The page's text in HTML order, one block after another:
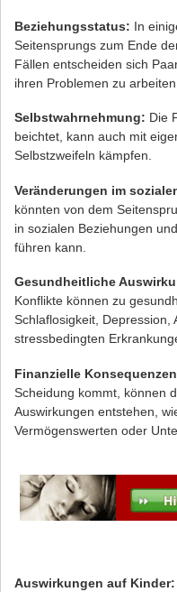
Beziehungsstatus: In
Seitensprungs zum Ende
Fällen entscheiden sich
ihren Problemen zu arbeiten.
Selbstwahrnehmung: Die
beichtet, kann auch mit
Selbstzweifeln kämpfen.
Veränderungen im
könnten von dem
in sozialen Beziehungen
führen kann.
Gesundheitliche
Konflikte können zu
Schlaflosigkeit, Depression,
stressbedingten
Finanzielle
Scheidung kommt, können
Auswirkungen entstehen,
Vermögenswerten oder
Auswirkungen auf Kinder: